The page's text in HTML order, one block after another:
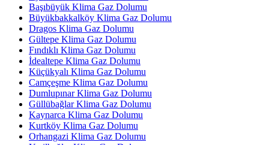
Başıbüyük Klima Gaz Dolumu
Büyükbakkalköy Klima Gaz Dolumu
Dragos Klima Gaz Dolumu
Gültepe Klima Gaz Dolumu
Fındıklı Klima Gaz Dolumu
İdealtepe Klima Gaz Dolumu
Küçükyalı Klima Gaz Dolumu
Camçeşme Klima Gaz Dolumu
Dumlupınar Klima Gaz Dolumu
Güllübağlar Klima Gaz Dolumu
Kaynarca Klima Gaz Dolumu
Kurtköy Klima Gaz Dolumu
Orhangazi Klima Gaz Dolumu